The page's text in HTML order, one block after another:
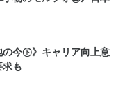
の今㊦》キャリア向上意
も